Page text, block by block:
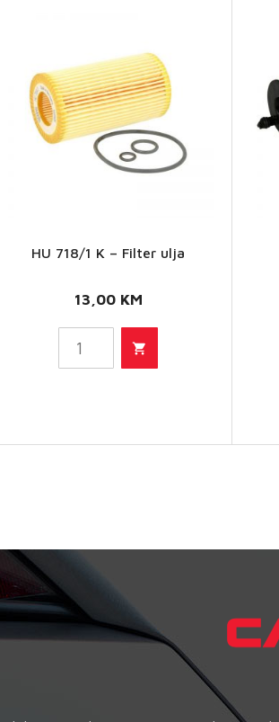
HU 718/1 K – Filter ulja
13,00 KM
HU
Filter
ulja